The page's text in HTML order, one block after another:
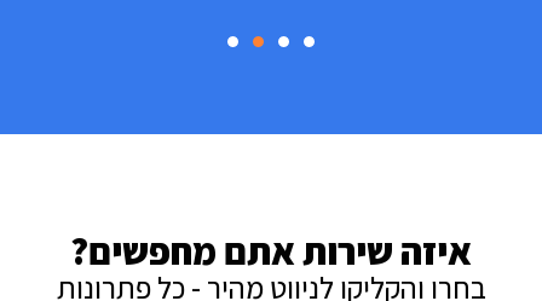
איזה שירות אתם מחפשים?
בחרו והקליקו לניווט מהיר - כל פתרונות